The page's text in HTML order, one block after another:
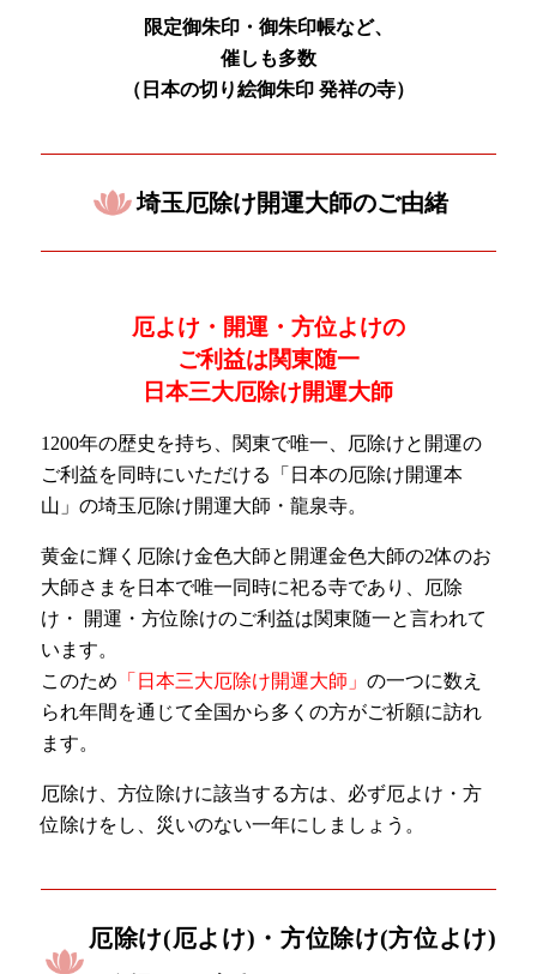
限定御朱印・御朱印帳など、
催しも多数
（日本の切り絵御朱印 発祥の寺）
埼玉厄除け開運大師のご由緒
厄よけ・開運・方位よけの
ご利益は関東随一
日本三大厄除け開運大師
1200年の歴史を持ち、関東で唯一、厄除けと開運の
ご利益を同時にいただける「日本の厄除け開運本
山」の埼玉厄除け開運大師・龍泉寺。
黄金に輝く厄除け金色大師と開運金色大師の2体のお
大師さまを日本で唯一同時に祀る寺であり、厄除
け・ 開運・方位除けのご利益は関東随一と言われて
います。
このため 「日本三大厄除け開運大師」の一つに数え
られ年間を通じて全国から多くの方がご祈願に訪れ
ます。
厄除け、方位除けに該当する方は、必ず厄よけ・方
位除けをし、災いのない一年にしましょう。
厄除け(厄よけ)・方位除け(方位よけ)